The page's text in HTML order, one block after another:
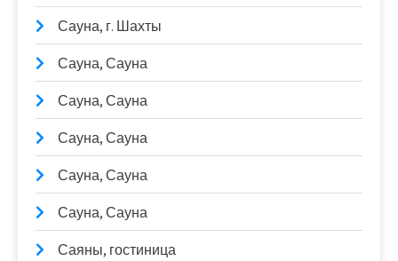
Сауна, г. Шахты
Сауна, Сауна
Сауна, Сауна
Сауна, Сауна
Сауна, Сауна
Сауна, Сауна
Саяны, гостиница